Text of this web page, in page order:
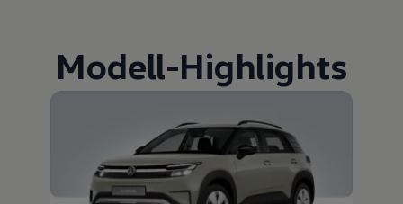
Modell-Highlights